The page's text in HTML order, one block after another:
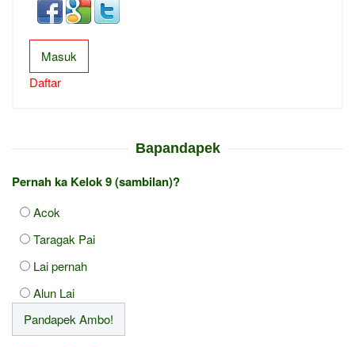
Masuk
Daftar
Bapandapek
Pernah ka Kelok 9 (sambilan)?
Acok
Taragak Pai
Lai pernah
Alun Lai